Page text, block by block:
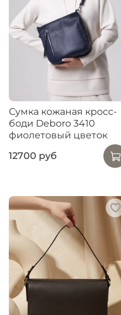
Сумка кожаная кросс-
боди Deboro 3410
фиолетовый цветок
12700 руб